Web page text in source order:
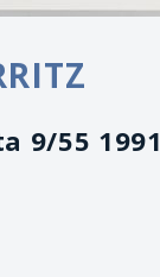
9/55 1991